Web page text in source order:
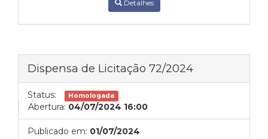
Detalhes
Dispensa de Licitação 72/2024
Status: Homologada
Abertura: 04/07/2024 16:00
Publicado em: 01/07/2024